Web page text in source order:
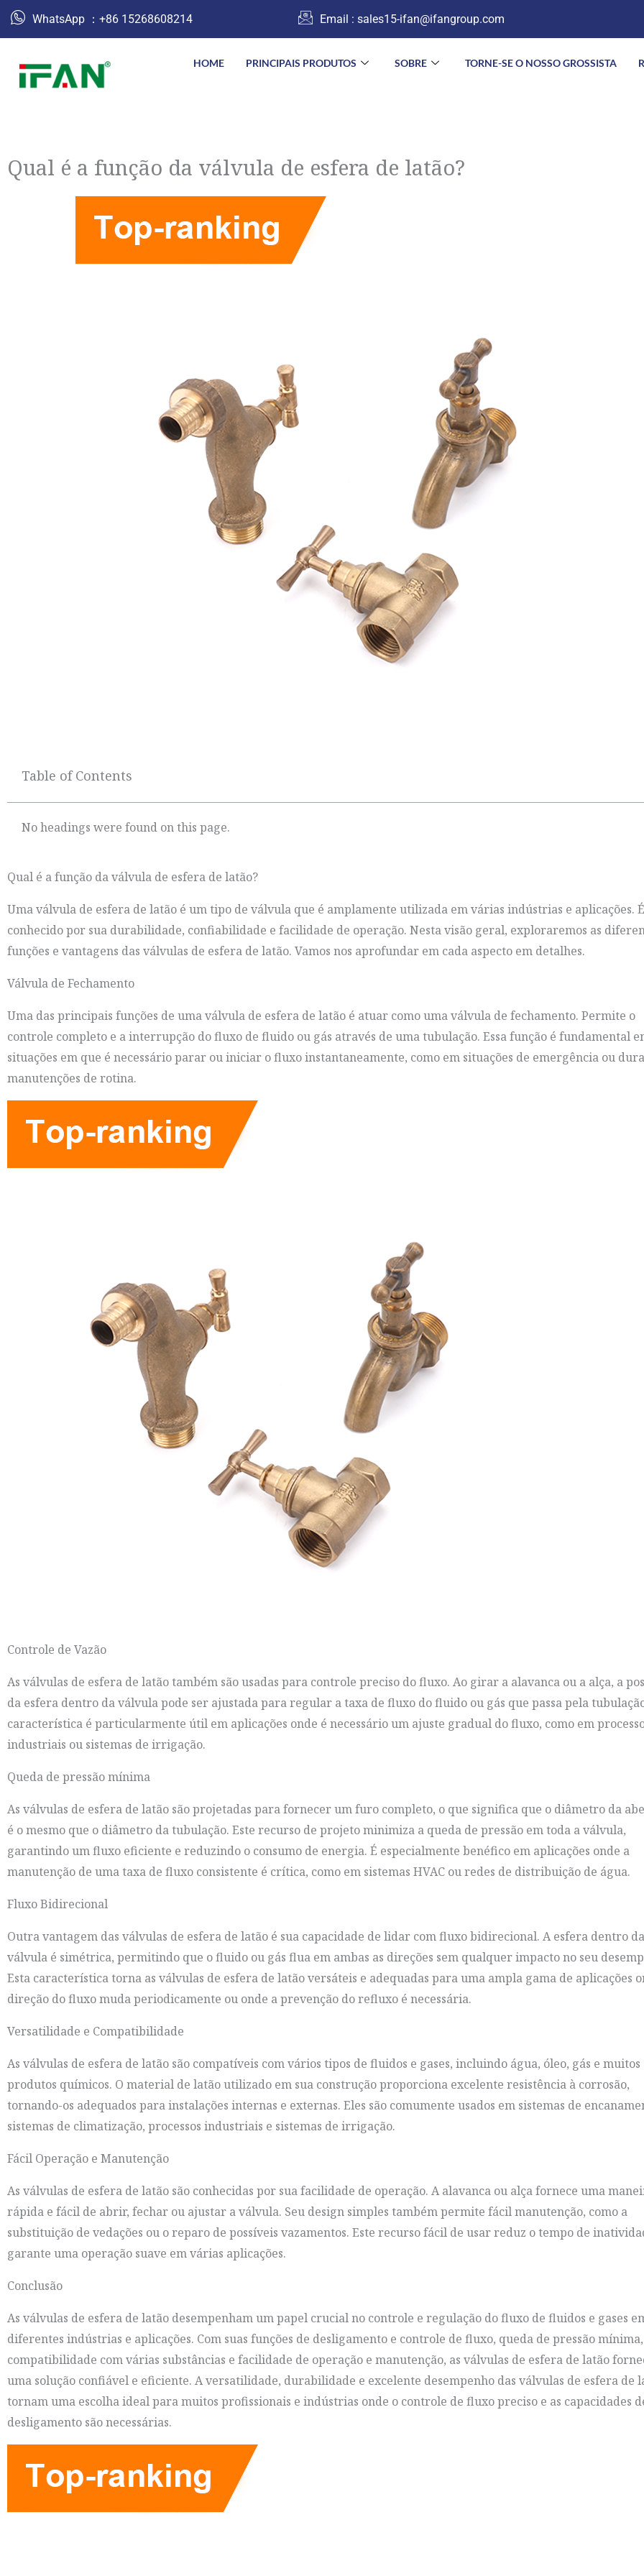
WhatsApp ：+86 15268608214 Email : sales15-ifan@ifangroup.com
HOME PRINCIPAIS PRODUTOS SOBRE TORNE-SE O NOSSO GROSSISTA
Qual é a função da válvula de esfera de latão?
Table of Contents
No headings were found on this page.
Qual é a função da válvula de esfera de latão?
Uma válvula de esfera de latão é um tipo de válvula que é amplamente utilizada em várias indústrias e aplicações. É
conhecido por sua durabilidade, confiabilidade e facilidade de operação. Nesta visão geral, exploraremos as
funções e vantagens das válvulas de esfera de latão. Vamos nos aprofundar em cada aspecto em detalhes.
Válvula de Fechamento
Uma das principais funções de uma válvula de esfera de latão é atuar como uma válvula de fechamento. Permite o
controle completo e a interrupção do fluxo de fluido ou gás através de uma tubulação. Essa função é fundamental
situações em que é necessário parar ou iniciar o fluxo instantaneamente, como em situações de emergência ou
manutenções de rotina.
Controle de Vazão
As válvulas de esfera de latão também são usadas para controle preciso do fluxo. Ao girar a alavanca ou a alça, a
da esfera dentro da válvula pode ser ajustada para regular a taxa de fluxo do fluido ou gás que passa pela
característica é particularmente útil em aplicações onde é necessário um ajuste gradual do fluxo, como em
industriais ou sistemas de irrigação.
Queda de pressão mínima
As válvulas de esfera de latão são projetadas para fornecer um furo completo, o que significa que o diâmetro da
é o mesmo que o diâmetro da tubulação. Este recurso de projeto minimiza a queda de pressão em toda a válvula,
garantindo um fluxo eficiente e reduzindo o consumo de energia. É especialmente benéfico em aplicações onde a
manutenção de uma taxa de fluxo consistente é crítica, como em sistemas HVAC ou redes de distribuição de água.
Fluxo Bidirecional
Outra vantagem das válvulas de esfera de latão é sua capacidade de lidar com fluxo bidirecional. A esfera dentro da
válvula é simétrica, permitindo que o fluido ou gás flua em ambas as direções sem qualquer impacto no seu
Esta característica torna as válvulas de esfera de latão versáteis e adequadas para uma ampla gama de aplicações
direção do fluxo muda periodicamente ou onde a prevenção do refluxo é necessária.
Versatilidade e Compatibilidade
As válvulas de esfera de latão são compatíveis com vários tipos de fluidos e gases, incluindo água, óleo, gás e muitos
produtos químicos. O material de latão utilizado em sua construção proporciona excelente resistência à corrosão,
tornando-os adequados para instalações internas e externas. Eles são comumente usados em sistemas de
sistemas de climatização, processos industriais e sistemas de irrigação.
Fácil Operação e Manutenção
As válvulas de esfera de latão são conhecidas por sua facilidade de operação. A alavanca ou alça fornece uma
rápida e fácil de abrir, fechar ou ajustar a válvula. Seu design simples também permite fácil manutenção, como a
substituição de vedações ou o reparo de possíveis vazamentos. Este recurso fácil de usar reduz o tempo de
garante uma operação suave em várias aplicações.
Conclusão
As válvulas de esfera de latão desempenham um papel crucial no controle e regulação do fluxo de fluidos e gases
diferentes indústrias e aplicações. Com suas funções de desligamento e controle de fluxo, queda de pressão mínima,
compatibilidade com várias substâncias e facilidade de operação e manutenção, as válvulas de esfera de latão
uma solução confiável e eficiente. A versatilidade, durabilidade e excelente desempenho das válvulas de esfera de
tornam uma escolha ideal para muitos profissionais e indústrias onde o controle de fluxo preciso e as capacidades
desligamento são necessárias.